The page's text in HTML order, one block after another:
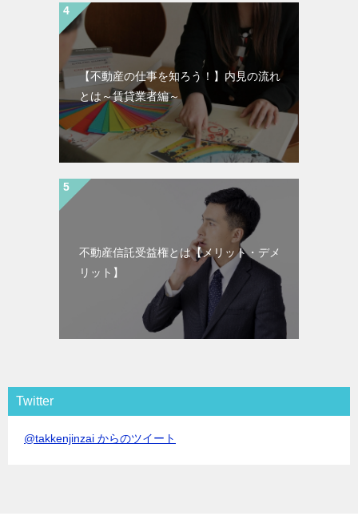
【不動産の仕事を知ろう！】内見の流れ
とは～賃貸業者編～
不動産信託受益権とは【メリット・デメ
リット】
Twitter
@takkenjinzai からのツイート